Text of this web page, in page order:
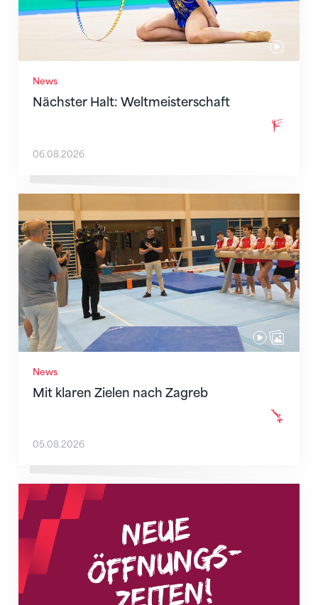
News
Nächster Halt: Weltmeisterschaft
06.08.2026
News
Mit klaren Zielen nach Zagreb
Mit klaren Zielen nach Zagreb
05.08.2026
Neue Empfangszeiten ab 1. August 2026